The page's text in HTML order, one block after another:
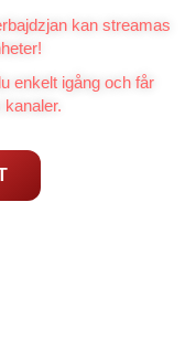
kan streamas
enkelt igång och får
kanaler.